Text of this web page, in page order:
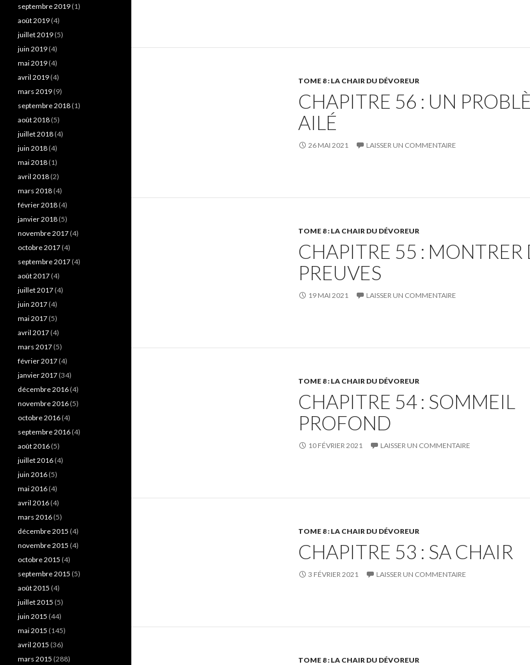
TOME 8 : LA CHAIR DU DÉVOREUR
CHAPITRE 56 : UN
AILÉ
26 MAI 2021 LAISSER UN COMMENTAIRE
TOME 8 : LA CHAIR DU DÉVOREUR
CHAPITRE 55 : MONTRER
PREUVES
19 MAI 2021 LAISSER UN COMMENTAIRE
TOME 8 : LA CHAIR DU DÉVOREUR
CHAPITRE 54 : SOMMEIL
PROFOND
10 FÉVRIER 2021 LAISSER UN COMMENTAIRE
TOME 8 : LA CHAIR DU DÉVOREUR
CHAPITRE 53 : SA CHAIR
3 FÉVRIER 2021 LAISSER UN COMMENTAIRE
TOME 8 : LA CHAIR DU DÉVOREUR
septembre 2019 (1)
août 2019 (4)
juillet 2019 (5)
juin 2019 (4)
mai 2019 (4)
avril 2019 (4)
mars 2019 (9)
septembre 2018 (1)
août 2018 (5)
juillet 2018 (4)
juin 2018 (4)
mai 2018 (1)
avril 2018 (2)
mars 2018 (4)
février 2018 (4)
janvier 2018 (5)
novembre 2017 (4)
octobre 2017 (4)
septembre 2017 (4)
août 2017 (4)
juillet 2017 (4)
juin 2017 (4)
mai 2017 (5)
avril 2017 (4)
mars 2017 (5)
février 2017 (4)
janvier 2017 (34)
décembre 2016 (4)
novembre 2016 (5)
octobre 2016 (4)
septembre 2016 (4)
août 2016 (5)
juillet 2016 (4)
juin 2016 (5)
mai 2016 (4)
avril 2016 (4)
mars 2016 (5)
décembre 2015 (4)
novembre 2015 (4)
octobre 2015 (4)
septembre 2015 (5)
août 2015 (4)
juillet 2015 (5)
juin 2015 (44)
mai 2015 (145)
avril 2015 (36)
mars 2015 (288)